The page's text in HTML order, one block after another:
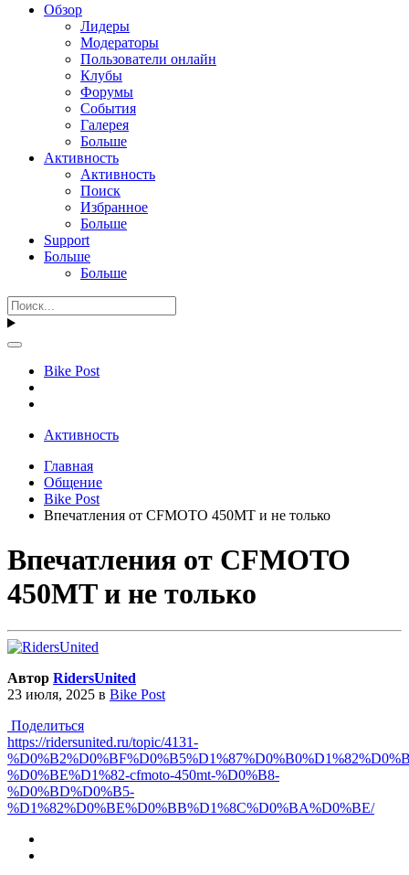
Обзор
Лидеры
Модераторы
Пользователи онлайн
Клубы
Форумы
События
Галерея
Больше
Активность
Активность
Поиск
Избранное
Больше
Support
Больше
Больше
Bike Post
Активность
Главная
Общение
Bike Post
Впечатления от CFMOTO 450MT и не только
Впечатления от CFMOTO
450MT и не только
Автор RidersUnited
23 июля, 2025 в Bike Post
Поделиться
https://ridersunited.ru/topic/4131-
%D0%BE%D1%82-cfmoto-450mt-%D0%B8-
%D0%BD%D0%B5-
%D1%82%D0%BE%D0%BB%D1%8C%D0%BA%D0%BE/